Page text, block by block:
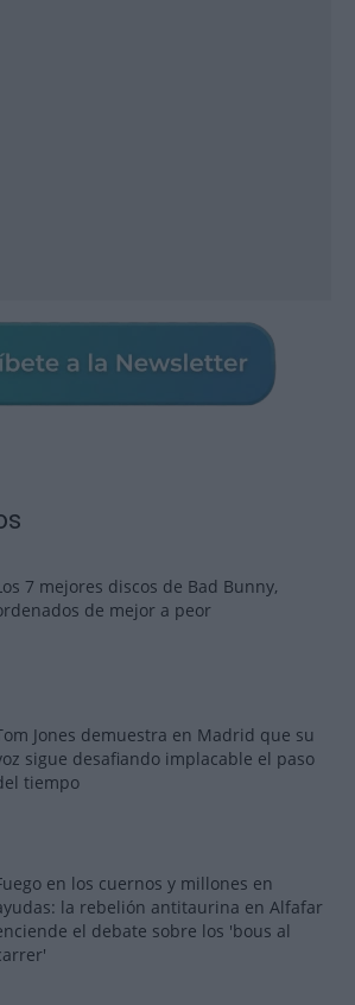
7 mejores discos de Bad Bunny,
de mejor a peor
Jones demuestra en Madrid que su
sigue desafiando implacable el paso
tiempo
en los cuernos y millones en
la rebelión antitaurina en Alfafar
el debate sobre los 'bous al